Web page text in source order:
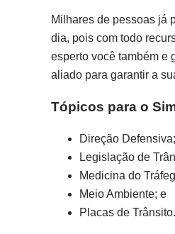
Milhares de pessoas já
dia, pois com todo
esperto você também e
aliado para garantir a
Tópicos para o
Direção Defensiva;
Legislação de
Medicina do
Meio Ambiente; e
Placas de Trânsito.